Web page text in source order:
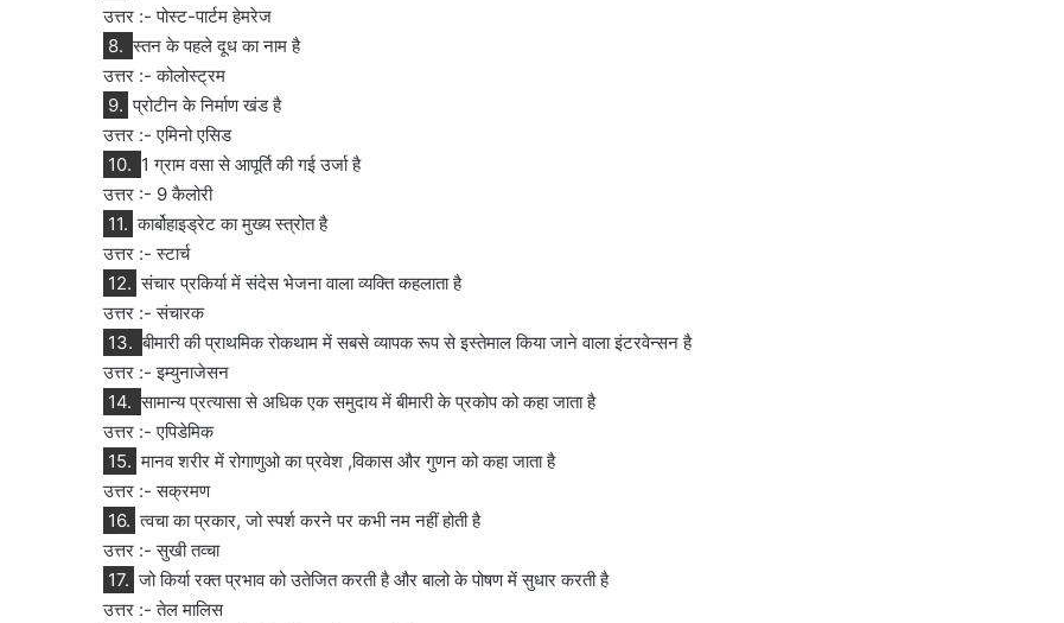
उत्तर :- पोस्ट-पार्टम हेमरेज
8. स्तन के पहले दूध का नाम है
उत्तर :- कोलोस्ट्रम
9. प्रोटीन के निर्माण खंड है
उत्तर :- एमिनो एसिड
10. 1 ग्राम वसा से आपूर्ति की गई उर्जा है
उत्तर :- 9 कैलोरी
11. कार्बोहाइड्रेट का मुख्य स्त्रोत है
उत्तर :- स्टार्च
12. संचार प्रकिर्या में संदेस भेजना वाला व्यक्ति कहलाता है
उत्तर :- संचारक
13. बीमारी की प्राथमिक रोकथाम में सबसे व्यापक रूप से इस्तेमाल किया जाने वाला इंटरवेन्सन है
उत्तर :- इम्युनाजेसन
14. सामान्य प्रत्यासा से अधिक एक समुदाय में बीमारी के प्रकोप को कहा जाता है
उत्तर :- एपिडेमिक
15. मानव शरीर में रोगाणुओ का प्रवेश ,विकास और गुणन को कहा जाता है
उत्तर :- सक्रमण
16. त्वचा का प्रकार, जो स्पर्श करने पर कभी नम नहीं होती है
उत्तर :- सुखी तव्चा
17. जो किर्या रक्त प्रभाव को उतेजित करती है और बालो के पोषण में सुधार करती है
उत्तर :- तेल मालिस